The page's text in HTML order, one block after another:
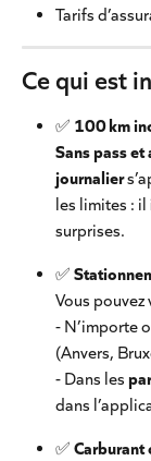
Tarifs
Ce qui est
✅ 100 km
Sans pass et
journalier
les limites : il
surprises.
✅
Vous pouvez
- N’importe
(Anvers,
- Dans les
dans
✅ Carburant